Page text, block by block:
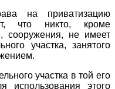
на приватизацию
что никто, кроме
сооружения, не имеет
участка, занятого
участка в той его
использования этого